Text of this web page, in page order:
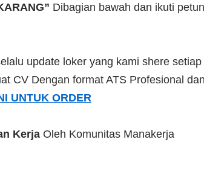
Dibagian bawah dan ikuti
update loker yang kami shere setiap
CV Dengan format ATS Profesional
UNTUK ORDER
Kerja Oleh Komunitas Manakerja